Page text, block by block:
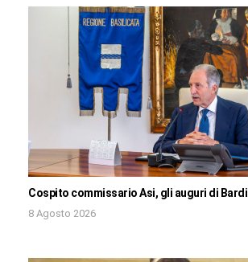
Cospito commissario Asi, gli auguri di Bardi
8 Agosto 2026